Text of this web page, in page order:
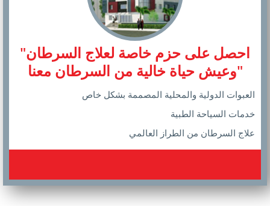
"احصل على حزم خاصة لعلاج السرطان
وعيش حياة خالية من السرطان معنا"
العبوات الدولية والمحلية المصممة بشكل خاص
خدمات السياحة الطبية
علاج السرطان من الطراز العالمي